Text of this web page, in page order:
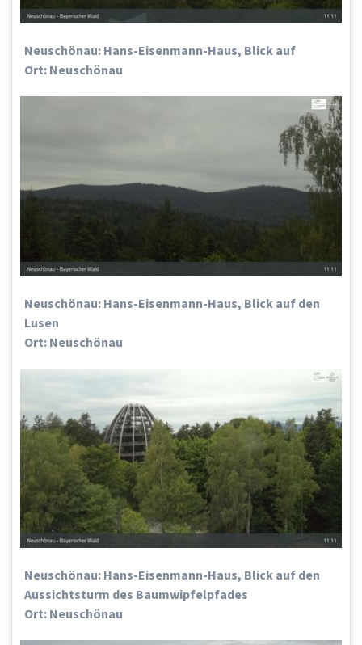
Neuschönau: Hans-Eisenmann-Haus, Blick auf
Ort: Neuschönau
Neuschönau: Hans-Eisenmann-Haus, Blick auf den
Lusen
Ort: Neuschönau
Neuschönau: Hans-Eisenmann-Haus, Blick auf den
Aussichtsturm des Baumwipfelpfades
Ort: Neuschönau